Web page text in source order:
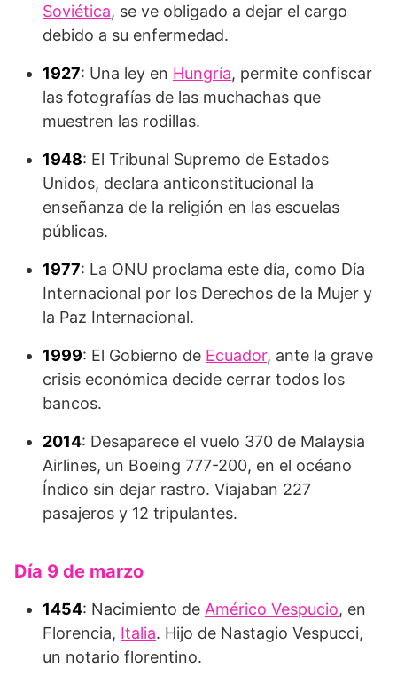
Soviética, se ve obligado a dejar el cargo
debido a su enfermedad.
1927: Una ley en Hungría, permite confiscar
las fotografías de las muchachas que
muestren las rodillas.
1948: El Tribunal Supremo de Estados
Unidos, declara anticonstitucional la
enseñanza de la religión en las escuelas
públicas.
1977: La ONU proclama este día, como Día
Internacional por los Derechos de la Mujer y
la Paz Internacional.
1999: El Gobierno de Ecuador, ante la grave
crisis económica decide cerrar todos los
bancos.
2014: Desaparece el vuelo 370 de Malaysia
Airlines, un Boeing 777-200, en el océano
Índico sin dejar rastro. Viajaban 227
pasajeros y 12 tripulantes.
Día 9 de marzo
1454: Nacimiento de Américo Vespucio, en
Florencia, Italia. Hijo de Nastagio Vespucci,
un notario florentino.